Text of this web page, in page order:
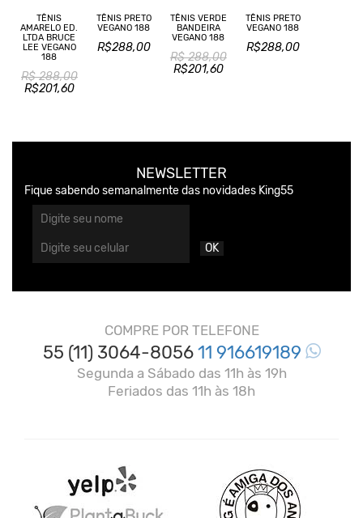
TÊNIS
AMARELO ED.
LTDA BRUCE
LEE VEGANO
188
R$ 288,00
R$201,60
TÊNIS PRETO
VEGANO 188
R$288,00
TÊNIS VERDE
BANDEIRA
VEGANO 188
R$ 288,00
R$201,60
TÊNIS PRETO
VEGANO 188
R$288,00
NEWSLETTER
Fique sabendo semanalmente das novidades King55
OK
COMPRE POR TELEFONE
55 (11) 3064-805611 916619189
Segunda a Sábado das 11h às 19h
Feriados das 11h às 18h